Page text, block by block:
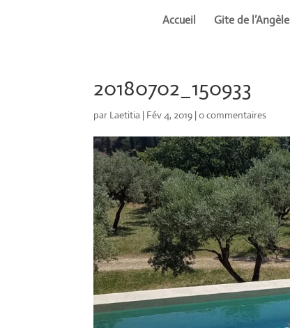
Accueil Gite de l’Angèle
20180702_150933
par Laetitia | Fév 4, 2019 |0 commentaires